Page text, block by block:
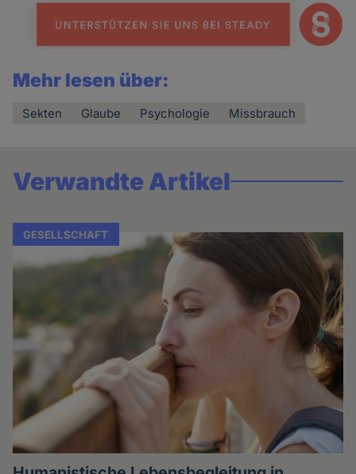
Mehr lesen über:
Sekten Glaube Psychologie Missbrauch
Verwandte Artikel
GESELLSCHAFT